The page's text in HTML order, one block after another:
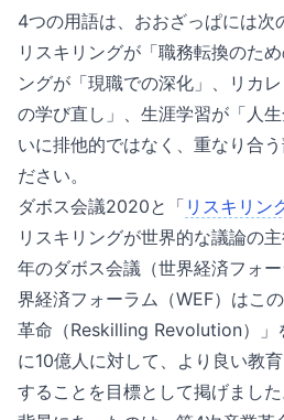
4つの用語は、おおざっぱには次
リスキリングが「職務転換のた
ングが「現職での深化」、リカ
の学び直し」、生涯学習が「人
いに排他的ではなく、重なり合
ださい。
ダボス会議2020と「 リスキリン
リスキリングが世界的な議論の
年のダボス会議（世界経済フォ
界経済フォーラム（WEF）はこ
革命（Reskilling Revolution）
に10億人に対して、より良い教
することを目標として掲げました